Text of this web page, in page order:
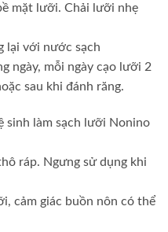
mặt lưỡi. Chải lưỡi nhẹ
lại với nước sạch
ngày, mỗi ngày cạo lưỡi 2
sau khi đánh răng.
sinh làm sạch lưỡi Nonino
ráp. Ngưng sử dụng khi
cảm giác buồn nôn có thể